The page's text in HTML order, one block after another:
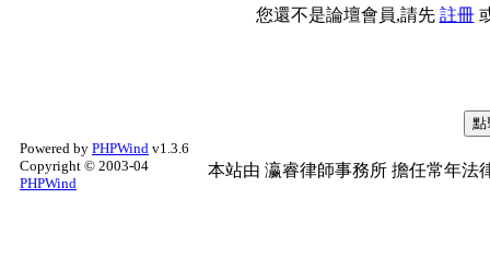
您還不是論壇會員,請先 註冊
Powered by PHPWind v1.3.6
Copyright © 2003-04
PHPWind
本站由 瀛睿律師事務所 擔任常年法